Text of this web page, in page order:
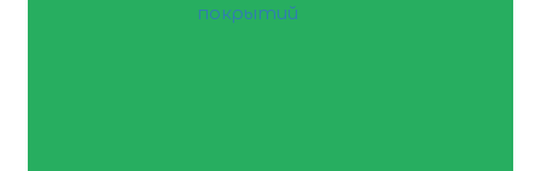
покрытий